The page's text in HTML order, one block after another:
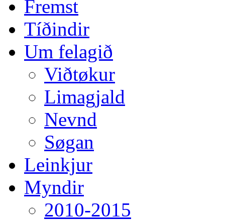
Fremst
Tíðindir
Um felagið
Viðtøkur
Limagjald
Nevnd
Søgan
Leinkjur
Myndir
2010-2015